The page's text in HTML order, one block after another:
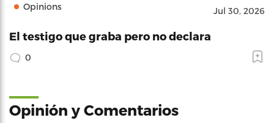
Opinions Jul 30, 2026
El testigo que graba pero no declara
0
Opinión y Comentarios